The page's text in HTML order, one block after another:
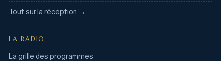
Tout sur la réception →
LA RADIO
La grille des programmes